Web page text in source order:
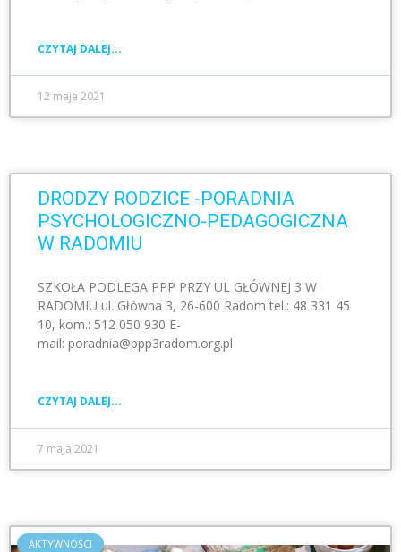
CZYTAJ DALEJ...
12 maja 2021
DRODZY RODZICE -PORADNIA
PSYCHOLOGICZNO-PEDAGOGICZNA
W RADOMIU
SZKOŁA PODLEGA PPP PRZY UL GŁÓWNEJ 3 W
RADOMIU ul. Główna 3, 26-600 Radom tel.: 48 331 45
10, kom.: 512 050 930 E-
mail: poradnia@ppp3radom.org.pl
CZYTAJ DALEJ...
7 maja 2021
AKTYWNOŚCI